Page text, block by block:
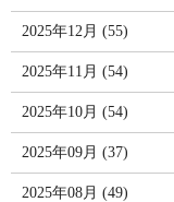
2025年12月 (55)
2025年11月 (54)
2025年10月 (54)
2025年09月 (37)
2025年08月 (49)